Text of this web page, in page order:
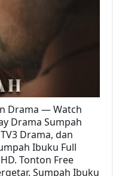
Drama — Watch
Drama Sumpah
Drama, dan
Ibuku Full
Tonton Free
Sumpah Ibuku